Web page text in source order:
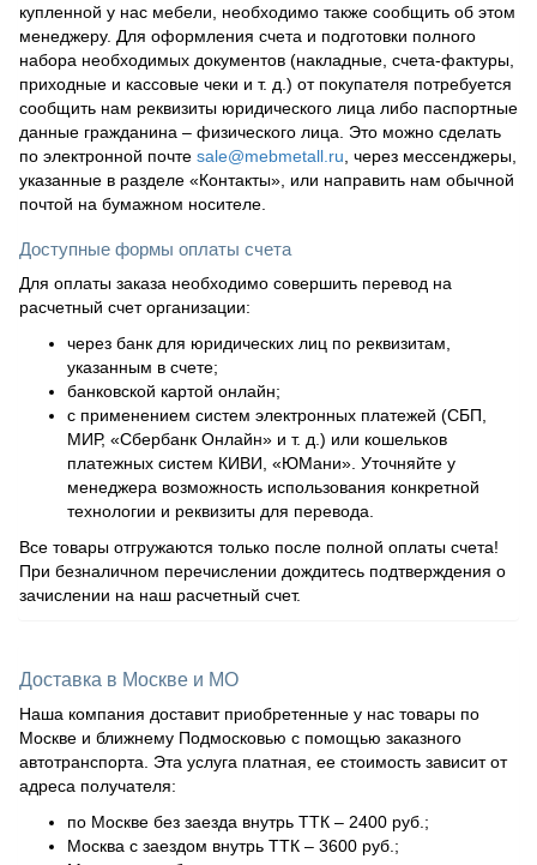
купленной у нас мебели, необходимо также сообщить об этом
менеджеру. Для оформления счета и подготовки полного
набора необходимых документов (накладные, счета-фактуры,
приходные и кассовые чеки и т. д.) от покупателя потребуется
сообщить нам реквизиты юридического лица либо паспортные
данные гражданина – физического лица. Это можно сделать
по электронной почте sale@mebmetall.ru , через мессенджеры,
указанные в разделе «Контакты», или направить нам обычной
почтой на бумажном носителе.
Доступные формы оплаты счета
Для оплаты заказа необходимо совершить перевод на
расчетный счет организации:
через банк для юридических лиц по реквизитам,
указанным в счете;
банковской картой онлайн;
с применением систем электронных платежей (СБП,
МИР, «Сбербанк Онлайн» и т. д.) или кошельков
платежных систем КИВИ, «ЮМани». Уточняйте у
менеджера возможность использования конкретной
технологии и реквизиты для перевода.
Все товары отгружаются только после полной оплаты счета!
При безналичном перечислении дождитесь подтверждения о
зачислении на наш расчетный счет.
Доставка в Москве и МО
Наша компания доставит приобретенные у нас товары по
Москве и ближнему Подмосковью с помощью заказного
автотранспорта. Эта услуга платная, ее стоимость зависит от
адреса получателя:
по Москве без заезда внутрь ТТК – 2400 руб.;
Москва с заездом внутрь ТТК – 3600 руб.;